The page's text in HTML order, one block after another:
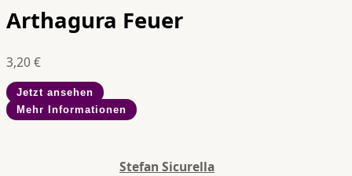
Arthagura Feuer
3,20 €
Jetzt ansehen
Mehr Informationen
Stefan Sicurella